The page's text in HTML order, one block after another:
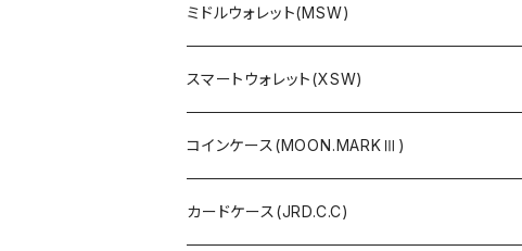
ミドルウォレット(MSW)
スマートウォレット(XSW)
コインケース(MOON.MARKⅢ)
カードケース(JRD.C.C)